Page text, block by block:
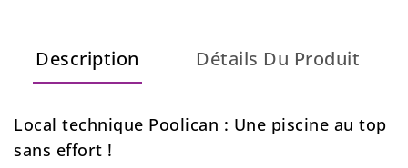
Description Détails Du Produit
Local technique Poolican : Une piscine au top
sans effort !